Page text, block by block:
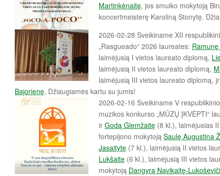
Martinkėnaitę, jos smuiko mokytoją
koncertmeisterę Karoliną Stonytę.
2026-02-28 Sveikiname XII
„Rasgueado“ 2026 laureates:
laimėjusią I vietos laureato diplomą,
laimėjusią II vietos laureato diplomą,
laimėjusią III vietos laureato diplomą,
Bajorienę. Džiaugiamės kartu su jumis!
2026-02-16 Sveikiname V
muzikos konkurso „MŪZŲ ĮKVĖPTI“
ir Godą Glemžaitę (8 kl.), laimėjusias
fortepijono mokytoją Saulę Augustiną
Jasaitytę (7 kl.), laimėjusią II vietos
Lukšaitę (6 kl.), laimėjusią III vietos
mokytoją Dangyrą Navikaitę-